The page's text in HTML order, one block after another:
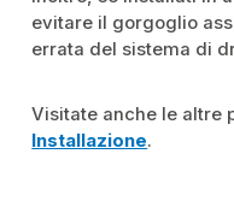
evitare il gorgoglio
errata del sistema di
Visitate anche le altre
Installazione.